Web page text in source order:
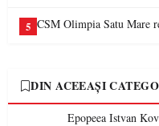
5 CSM Olimpia Satu Mare
DIN ACEEAȘI
Epopeea Istvan